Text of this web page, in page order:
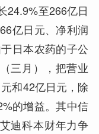
24.9%至266亿日
亿日元、净利润
日本农药的子公
三月），把营业
和42亿日元，除
的增益。其中信
迪科本财年力争